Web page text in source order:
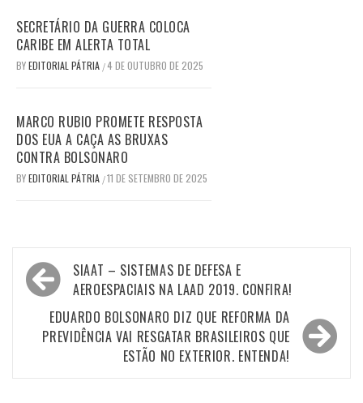
SECRETÁRIO DA GUERRA COLOCA
CARIBE EM ALERTA TOTAL
BYEDITORIAL PÁTRIA /4 DE OUTUBRO DE 2025
MARCO RUBIO PROMETE RESPOSTA
DOS EUA A CAÇA AS BRUXAS
CONTRA BOLSONARO
BYEDITORIAL PÁTRIA /11 DE SETEMBRO DE 2025
Navegação
de
Post
SIAAT – SISTEMAS DE DEFESA E
AEROESPACIAIS NA LAAD 2019. CONFIRA!
EDUARDO BOLSONARO DIZ QUE REFORMA DA
PREVIDÊNCIA VAI RESGATAR BRASILEIROS QUE
ESTÃO NO EXTERIOR. ENTENDA!